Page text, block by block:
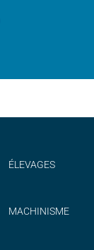
ÉLEVAGES
MACHINISME